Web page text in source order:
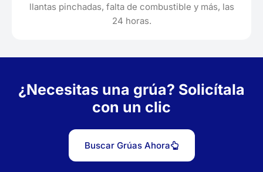
llantas pinchadas, falta de combustible y más, las
24 horas.
¿Necesitas una grúa? Solicítala
con un clic
Buscar Grúas Ahora